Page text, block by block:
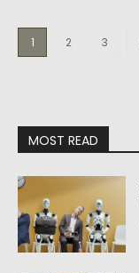
1 2 3
MOST READ